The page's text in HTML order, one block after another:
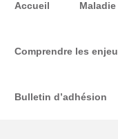
Accueil
Comprendre les
Bulletin d’adhésion